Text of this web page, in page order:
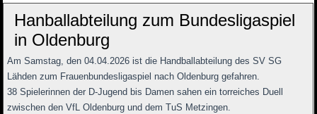
Hanballabteilung zum Bundesligaspiel
in Oldenburg
Am Samstag, den 04.04.2026 ist die Handballabteilung des SV SG
Lähden zum Frauenbundesligaspiel nach Oldenburg gefahren.
38 Spielerinnen der D-Jugend bis Damen sahen ein torreiches Duell
zwischen den VfL Oldenburg und dem TuS Metzingen.